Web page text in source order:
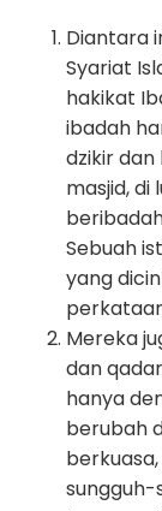
Diantara
Syariat
hakikat
ibadah
dzikir
masjid, di
Sebuah
yang
Mereka
dan
hanya
berubah